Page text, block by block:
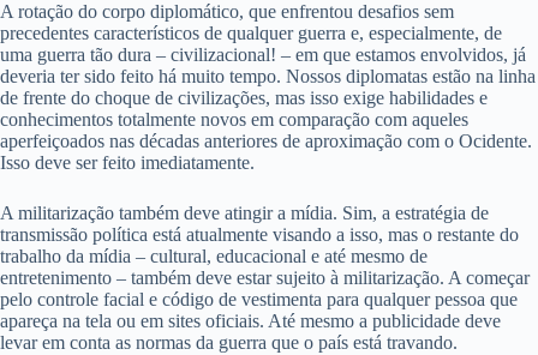
A rotação do corpo diplomático, que enfrentou desafios sem
precedentes característicos de qualquer guerra e, especialmente, de
uma guerra tão dura – civilizacional! – em que estamos envolvidos, já
deveria ter sido feito há muito tempo. Nossos diplomatas estão na linha
de frente do choque de civilizações, mas isso exige habilidades e
conhecimentos totalmente novos em comparação com aqueles
aperfeiçoados nas décadas anteriores de aproximação com o Ocidente.
Isso deve ser feito imediatamente.
A militarização também deve atingir a mídia. Sim, a estratégia de
transmissão política está atualmente visando a isso, mas o restante do
trabalho da mídia – cultural, educacional e até mesmo de
entretenimento – também deve estar sujeito à militarização. A começar
pelo controle facial e código de vestimenta para qualquer pessoa que
apareça na tela ou em sites oficiais. Até mesmo a publicidade deve
levar em conta as normas da guerra que o país está travando.